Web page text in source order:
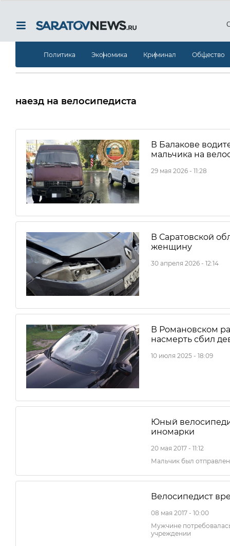
Политика Экономика Криминал Общество
наезд на велосипедиста
В Балакове
мальчика на
29 мая 2026 - 11:28
В Саратовской
женщину
30 апреля 2026 - 12:14
В Романовском
насмерть сбил
10 июля 2025 - 18:09
Юный
иномарки
20 мая 2017 - 11:12
Мальчик был
Велосипедист
08 мая 2017 - 10:00
Мужчине
учреждении